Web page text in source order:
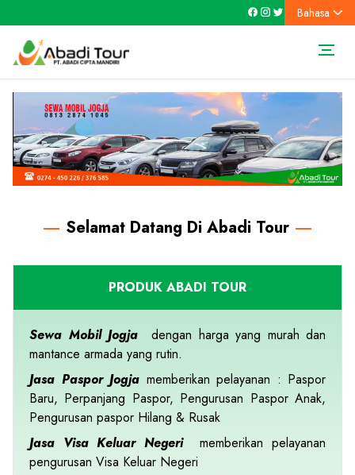
Bahasa
Selamat Datang Di Abadi Tour
PRODUK ABADI TOUR
Sewa Mobil Jogja
dengan harga yang murah dan
mantance armada yang rutin.
Jasa Paspor Jogja memberikan pelayanan : Paspor
Baru, Perpanjang Paspor, Pengurusan Paspor Anak,
Pengurusan paspor Hilang & Rusak
Jasa Visa Keluar Negerimemberikan pelayanan
pengurusan Visa Keluar Negeri